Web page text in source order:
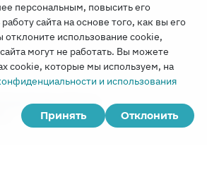
Tract Society of Korea.
персональным, повысить его
сайта на основе того, как вы его
отклоните использование cookie,
могут не работать. Вы можете
cookie, которые мы используем, на
и использования
Принять
Отклонить